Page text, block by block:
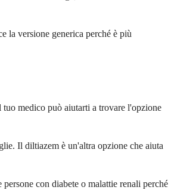
la versione generica perché è più
medico può aiutarti a trovare l'opzione
Il diltiazem è un'altra opzione che aiuta
con diabete o malattie renali perché